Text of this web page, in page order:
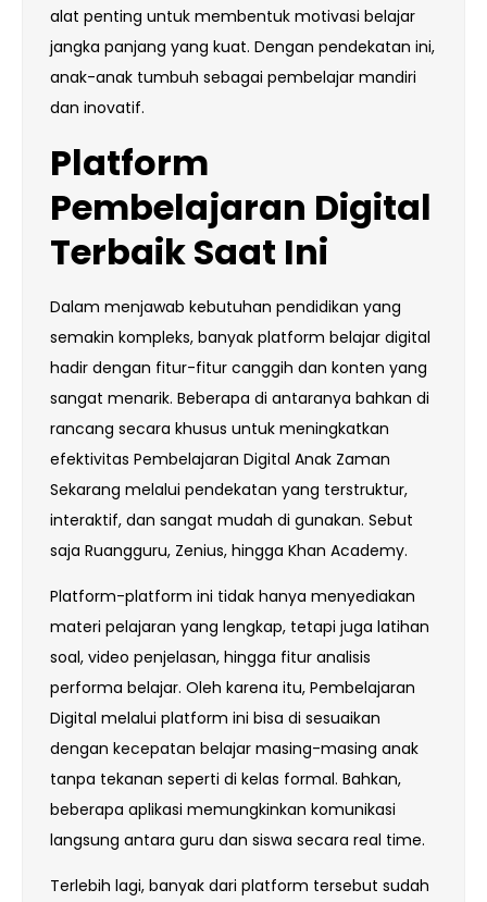
alat penting untuk membentuk motivasi belajar
jangka panjang yang kuat. Dengan pendekatan ini,
anak-anak tumbuh sebagai pembelajar mandiri
dan inovatif.
Platform
Pembelajaran Digital
Terbaik Saat Ini
Dalam menjawab kebutuhan pendidikan yang
semakin kompleks, banyak platform belajar digital
hadir dengan fitur-fitur canggih dan konten yang
sangat menarik. Beberapa di antaranya bahkan di
rancang secara khusus untuk meningkatkan
efektivitas Pembelajaran Digital Anak Zaman
Sekarang melalui pendekatan yang terstruktur,
interaktif, dan sangat mudah di gunakan. Sebut
saja Ruangguru, Zenius, hingga Khan Academy.
Platform-platform ini tidak hanya menyediakan
materi pelajaran yang lengkap, tetapi juga latihan
soal, video penjelasan, hingga fitur analisis
performa belajar. Oleh karena itu, Pembelajaran
Digital melalui platform ini bisa di sesuaikan
dengan kecepatan belajar masing-masing anak
tanpa tekanan seperti di kelas formal. Bahkan,
beberapa aplikasi memungkinkan komunikasi
langsung antara guru dan siswa secara real time.
Terlebih lagi, banyak dari platform tersebut sudah